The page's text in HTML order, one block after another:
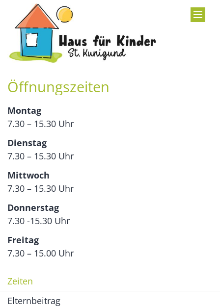
Zum Inhalt springen
Öffnungszeiten
Montag
7.30 – 15.30 Uhr
Dienstag
7.30 – 15.30 Uhr
Mittwoch
7.30 – 15.30 Uhr
Donnerstag
7.30 -15.30 Uhr
Freitag
7.30 – 15.00 Uhr
Zeiten
Elternbeitrag